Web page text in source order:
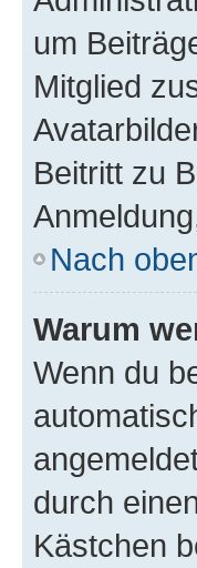
um
Mitglied
Beitritt zu
Nach
Warum
Wenn du
durch
Kästchen